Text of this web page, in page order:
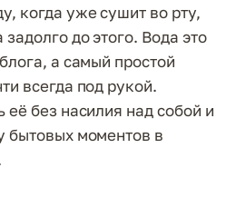
когда уже сушит во рту,
до этого. Вода это
а самый простой
всегда под рукой.
её без насилия над собой и
бытовых моментов в